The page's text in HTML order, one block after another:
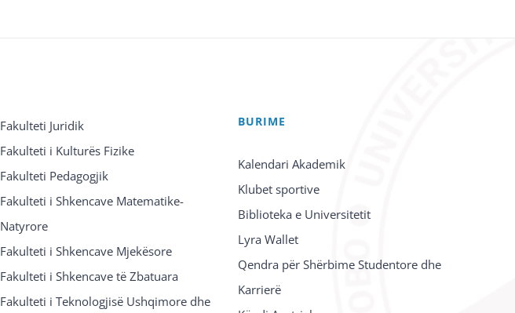
Fakulteti Juridik
Fakulteti i Kulturës Fizike
Fakulteti Pedagogjik
Fakulteti i Shkencave Matematike-
Natyrore
Fakulteti i Shkencave Mjekësore
Fakulteti i Shkencave të Zbatuara
Fakulteti i Teknologjisë Ushqimore dhe
BURIME
Kalendari Akademik
Klubet sportive
Biblioteka e Universitetit
Lyra Wallet
Qendra për Shërbime Studentore dhe
Karrierë